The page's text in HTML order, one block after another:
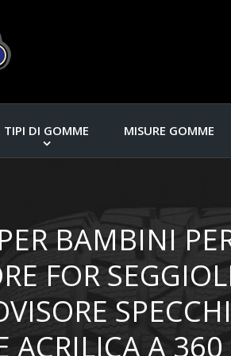
TIPI DI GOMME MISURE GOMME
BAMBINI
FOR
ACRILICA A